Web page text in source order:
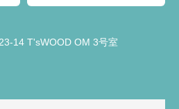
T'sWOOD OM 3号室